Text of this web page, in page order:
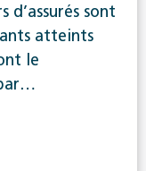
d’assurés sont
atteints
le